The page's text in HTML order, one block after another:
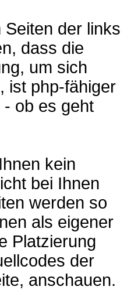
Seiten der links
dass die
um sich
ist php-fähiger
ob es geht
kein
bei Ihnen
werden so
als eigener
Platzierung
der
anschauen.